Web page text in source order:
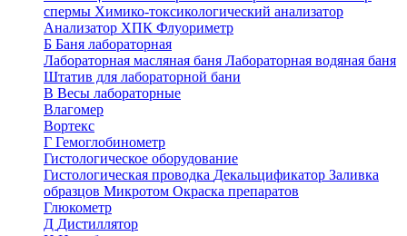
спермы Химико-токсикологический анализатор
Анализатор ХПК Флуориметр
Б Баня лабораторная
Лабораторная масляная баня Лабораторная водяная баня
Штатив для лабораторной бани
В Весы лабораторные
Влагомер
Вортекс
Г Гемоглобинометр
Гистологическое оборудование
Гистологическая проводка Декальцификатор Заливка
образцов Микротом Окраска препаратов
Глюкометр
Д Дистиллятор